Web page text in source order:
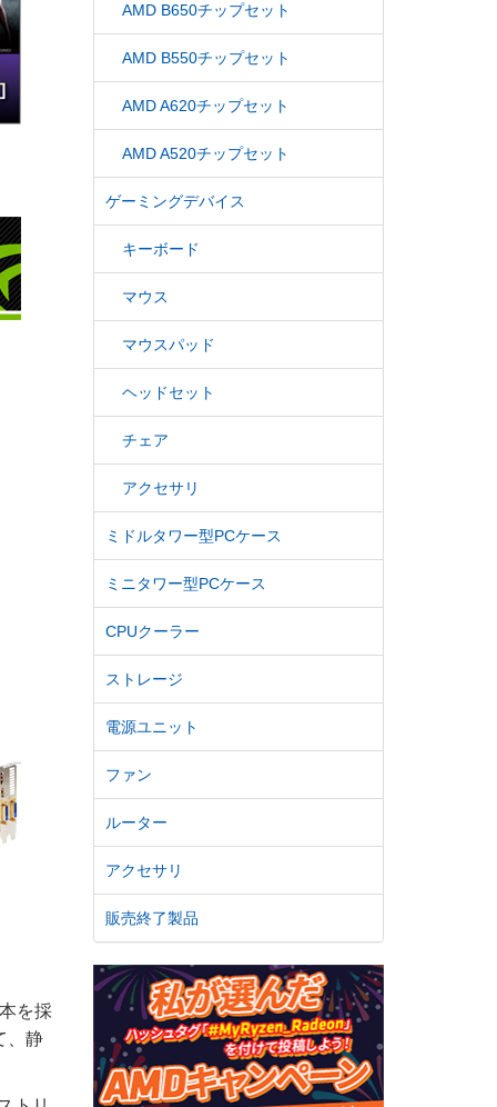
を採
、静
AMD B650チップセット
AMD B550チップセット
AMD A620チップセット
AMD A520チップセット
ゲーミングデバイス
キーボード
マウス
マウスパッド
ヘッドセット
チェア
アクセサリ
ミドルタワー型PCケース
ミニタワー型PCケース
CPUクーラー
ストレージ
電源ユニット
ファン
ルーター
アクセサリ
販売終了製品